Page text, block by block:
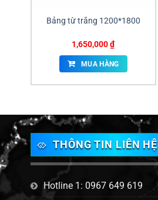
Bảng từ trắng 1200*1800
1,650,000₫
MUA HÀNG
THÔNG TIN LIÊN HỆ
Hotline 1: 0967 649 619